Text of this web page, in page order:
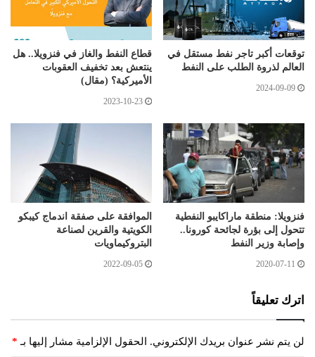
توقعات أكبر تاجر نفط مستقل في
العالم لذروة الطلب على النفط
2024-09-09
قطاع النفط والغاز في فنزويلا.. هل
ينتعش بعد تخفيف العقوبات
الأميركية؟ (مقال)
2023-10-23
فنزويلا: منطقة ماراكايبو النفطية
تتحول إلى بؤرة لجائحة كورونا..
وإصابة وزير النفط
2020-07-11
الموافقة على صفقة اندماج كيبكو
الكويتية والقرين لصناعة
البتروكيماويات
2022-09-05
اترك تعليقاً
لن يتم نشر عنوان بريدك الإلكتروني. الحقول الإلزامية مشار إليها بـ *